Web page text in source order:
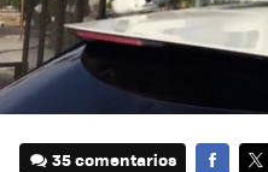
35 comentarios